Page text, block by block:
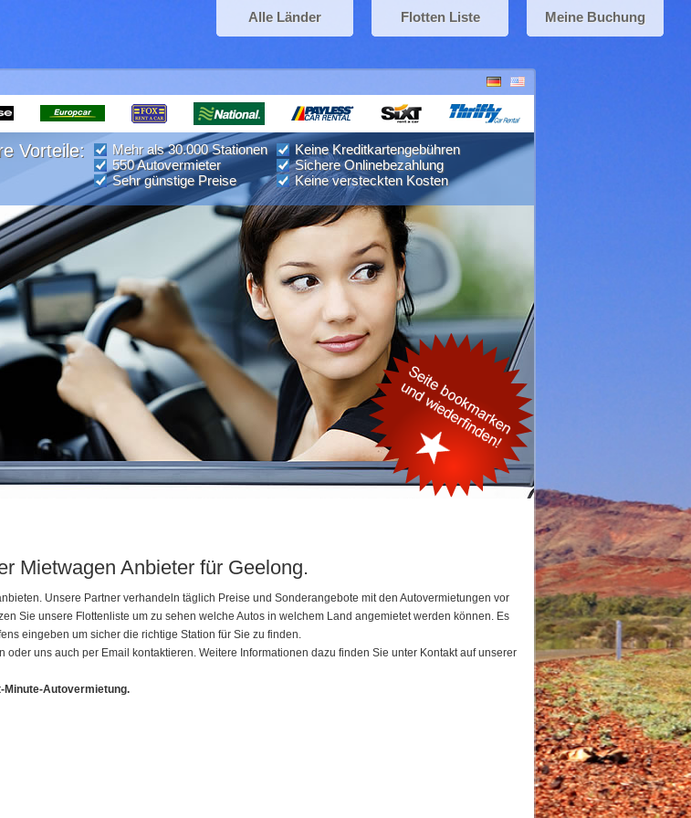
Alle Länder Flotten Liste Meine Buchung
Vorteile:
Mehr als 30.000 Stationen
550 Autovermieter
Sehr günstige Preise
Keine Kreditkartengebühren
Sichere Onlinebezahlung
Keine versteckten Kosten
Mietwagen Anbieter für Geelong.
Unsere Partner verhandeln täglich Preise und Sonderangebote mit den Autovermietungen vor
Sie unsere Flottenliste um zu sehen welche Autos in welchem Land angemietet werden können. Es
eingeben um sicher die richtige Station für Sie zu finden.
uns auch per Email kontaktieren. Weitere Informationen dazu finden Sie unter Kontakt auf unserer
Minute-Autovermietung.